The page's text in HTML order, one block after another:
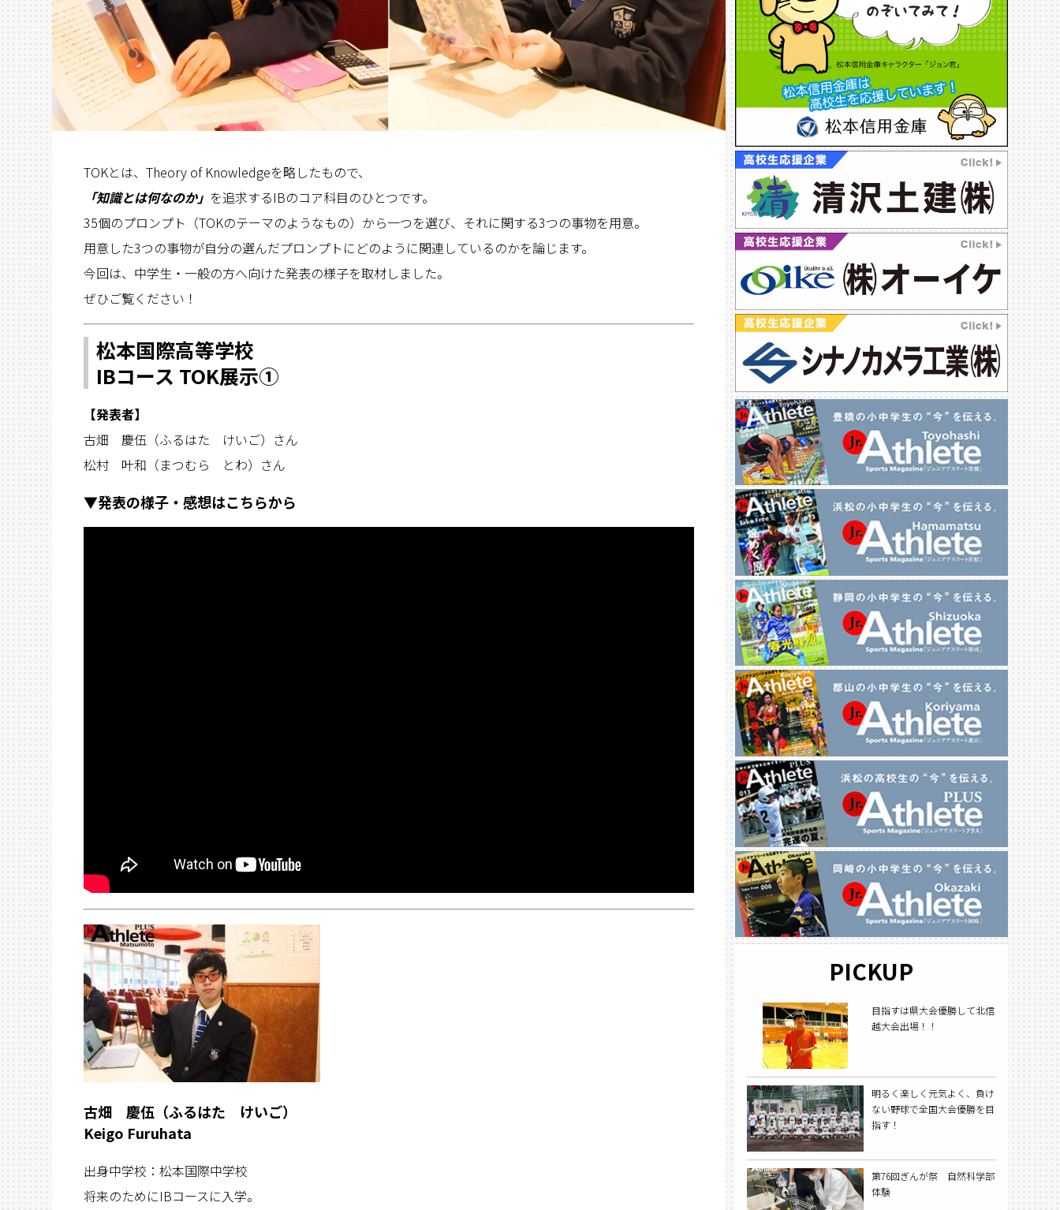
TOKとは、Theory of Knowledgeを略したもので、
「知識とは何なのか」 を追求するIBのコア科目のひとつです。
35個のプロンプト（TOKのテーマのようなもの）から一つを選び、それに関する3つの事物を用意。
用意した3つの事物が自分の選んだプロンプトにどのように関連しているのかを論じます。
今回は、中学生・一般の方へ向けた発表の様子を取材しました。
ぜひご覧ください！
松本国際高等学校
IBコース TOK展示①
【発表者】
古畑 慶伍（ふるはた けいご）さん
松村 叶和（まつむら とわ）さん
▼発表の様子・感想はこちらから
古畑 慶伍（ふるはた けいご）
Keigo Furuhata
出身中学校：松本国際中学校
将来のためにIBコースに入学。
PICKUP
目指すは県大会優勝して北信
越大会出場！！
明るく楽しく元気よく、負け
ない野球で全国大会優勝を目
指す！
第76回ぎんが祭 自然科学部
体験